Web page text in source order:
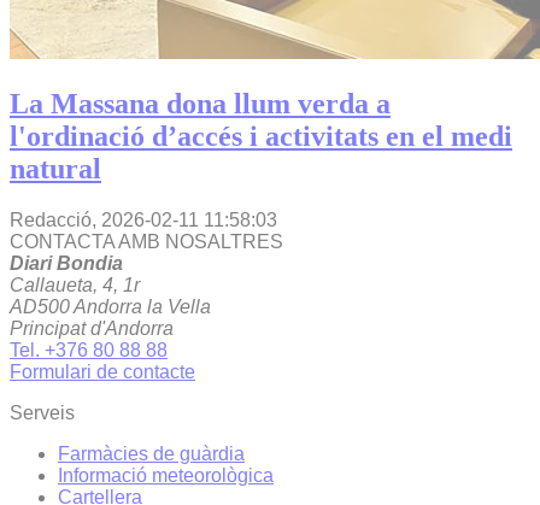
La Massana dona llum verda a
l'ordinació d’accés i activitats en el medi
natural
Redacció, 2026-02-11 11:58:03
CONTACTA AMB NOSALTRES
Diari Bondia
Callaueta, 4, 1r
AD500 Andorra la Vella
Principat d'Andorra
Tel. +376 80 88 88
Formulari de contacte
Serveis
Farmàcies de guàrdia
Informació meteorològica
Cartellera